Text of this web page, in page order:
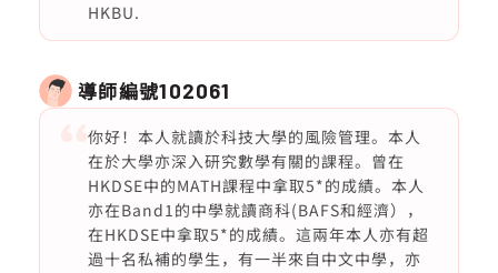
HKBU.
導師編號102061
你好！本人就讀於科技大學的風險管理。本人
在於大學亦深入研究數學有關的課程。曾在
HKDSE中的MATH課程中拿取5*的成績。本人
亦在Band1的中學就讀商科(BAFS和經濟），
在HKDSE中拿取5*的成績。這兩年本人亦有超
過十名私補的學生，有一半來自中文中學，亦